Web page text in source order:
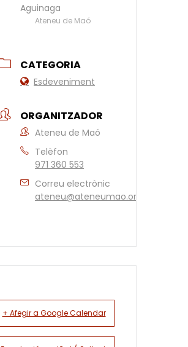
Aguinaga
Ateneu de Maó
CATEGORIA
Esdeveniment
ORGANITZADOR
Ateneu de Maó
Telèfon
971 360 553
Correu electrònic
ateneu@ateneumao.org
+ Afegir a Google Calendar